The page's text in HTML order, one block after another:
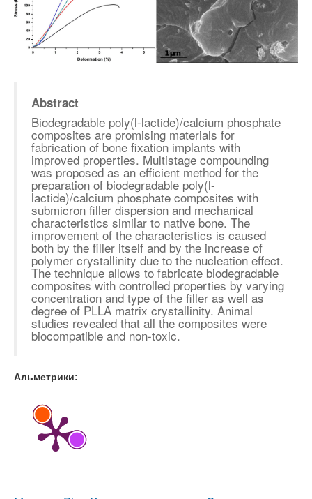
Abstract
Biodegradable poly(l-lactide)/calcium phosphate
composites are promising materials for
fabrication of bone fixation implants with
improved properties. Multistage compounding
was proposed as an efficient method for the
preparation of biodegradable poly(l-
lactide)/calcium phosphate composites with
submicron filler dispersion and mechanical
characteristics similar to native bone. The
improvement of the characteristics is caused
both by the filler itself and by the increase of
polymer crystallinity due to the nucleation effect.
The technique allows to fabricate biodegradable
composites with controlled properties by varying
concentration and type of the filler as well as
degree of PLLA matrix crystallinity. Animal
studies revealed that all the composites were
biocompatible and non-toxic.
Альметрики: